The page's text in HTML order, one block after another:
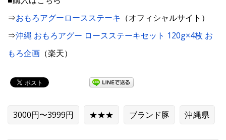
⇒おもろアグーロースステーキ （オフィシャルサイト）
⇒沖縄 おもろアグー ロースステーキセット 120g×4枚 お
もろ企画 （楽天）
3000円〜3999円 ★★★ ブランド豚 沖縄県